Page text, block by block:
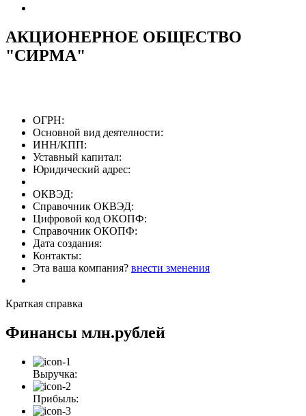
АКЦИОНЕРНОЕ ОБЩЕСТВО
"СИРМА"
ОГРН:
Основной вид деятелности:
ИНН/КПП:
Уставный капитал:
Юридический адрес:
ОКВЭД:
Справочник ОКВЭД:
Цифровой код ОКОПФ:
Справочник ОКОПФ:
Дата создания:
Контакты:
Эта ваша компания? внести зменения
Краткая справка
Финансы млн.рублей
Выручка:
Прибыль: